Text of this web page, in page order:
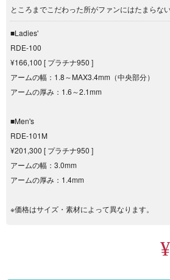
ところまでこだわった所がファンにはたまらな
■Ladies'
RDE-100
¥166,100 [ プラチナ950 ]
アームの幅：1.8～MAX3.4mm（中央部分）
アームの厚み：1.6～2.1mm
■Men's
RDE-101M
¥201,300 [ プラチナ950 ]
アームの幅：3.0mm
アームの厚み：1.4mm
※価格はサイズ・素材によって異なります。